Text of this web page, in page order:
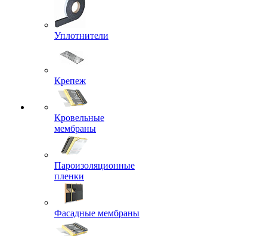
Уплотнители
Крепеж
Кровельные
мембраны
Пароизоляционные
пленки
Фасадные мембраны